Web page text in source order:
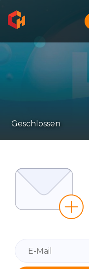
Geschlossen